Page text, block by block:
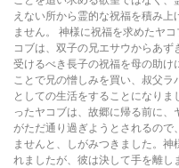
えない所から霊的な祝福を積み
ません。 神様に祝福を求めたヤ
コブは、双子の兄エサウからあ
受けるべき長子の祝福を母の助
ことで兄の憎しみを買い、叔父
としての生活をすることになり
ったヤコブは、故郷に帰る前に
がただ通り過ぎようとされるので
ませんと、しがみつきました。
れましたが、彼は決して手を離